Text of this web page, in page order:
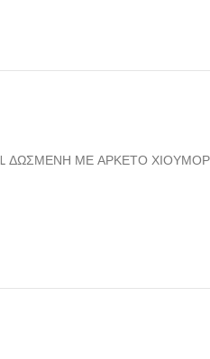
ΔΩΣΜΕΝΗ ΜΕ ΑΡΚΕΤΟ